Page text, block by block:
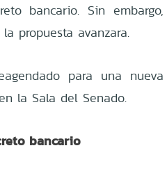
bancario. Sin embargo,
propuesta avanzara.
para una nueva
la Sala del Senado.
bancario